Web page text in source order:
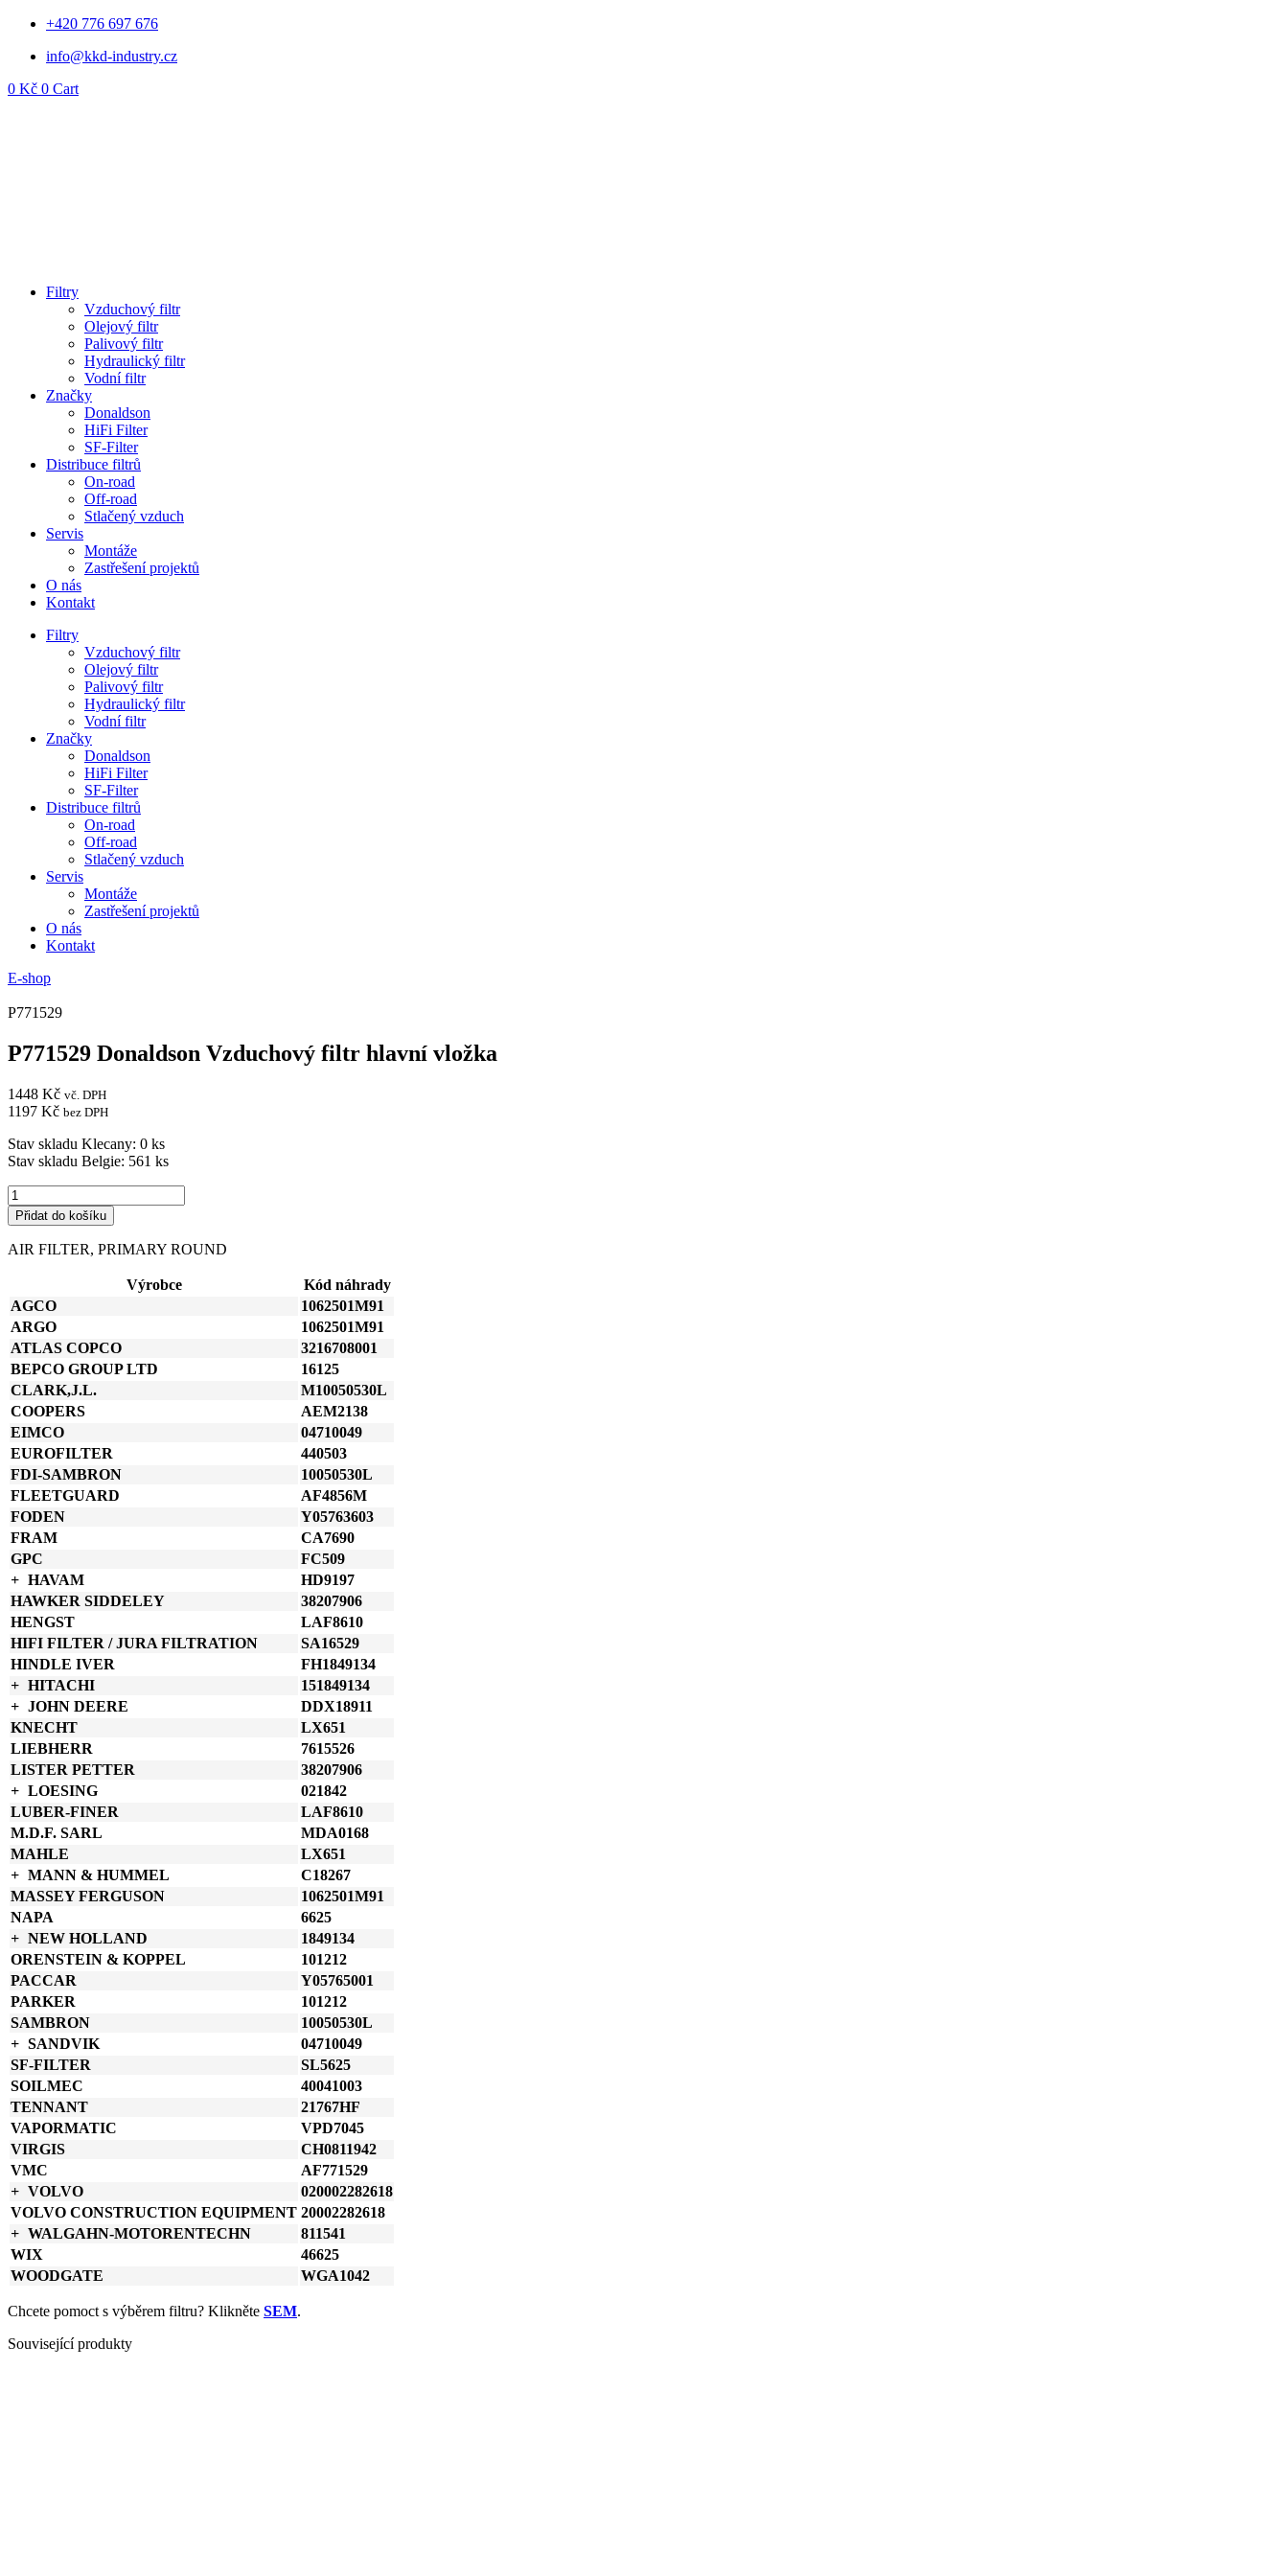
Přejít
obsahu
+420 776 697 676
info@kkd-industry.cz
0 Kč 0 Cart
Filtry
Vzduchový filtr
Olejový filtr
Palivový filtr
Hydraulický filtr
Vodní filtr
Značky
Donaldson
HiFi Filter
SF-Filter
Distribuce filtrů
On-road
Off-road
Stlačený vzduch
Servis
Montáže
Zastřešení projektů
O nás
Kontakt
Filtry
Vzduchový filtr
Olejový filtr
Palivový filtr
Hydraulický filtr
Vodní filtr
Značky
Donaldson
HiFi Filter
SF-Filter
Distribuce filtrů
On-road
Off-road
Stlačený vzduch
Servis
Montáže
Zastřešení projektů
O nás
Kontakt
E-shop
P771529
P771529 Donaldson Vzduchový filtr hlavní vložka
1448 Kč vč. DPH
1197 Kč bez DPH
Stav skladu Klecany: 0 ks
Stav skladu Belgie: 561 ks
P771529
Donaldson
Vzduchový
filtr
Přidat do košíku
AIR FILTER, PRIMARY ROUND
Výrobce
Kód náhrady
AGCO
1062501M91
ARGO
1062501M91
ATLAS COPCO
3216708001
BEPCO GROUP LTD
16125
CLARK,J.L.
M10050530L
COOPERS
AEM2138
EIMCO
04710049
EUROFILTER
440503
FDI-SAMBRON
10050530L
FLEETGUARD
AF4856M
FODEN
Y05763603
FRAM
CA7690
GPC
FC509
HAVAM
HD9197
HAWKER SIDDELEY
38207906
HENGST
LAF8610
HIFI FILTER / JURA FILTRATION
SA16529
HINDLE IVER
FH1849134
HITACHI
151849134
JOHN DEERE
DDX18911
KNECHT
LX651
LIEBHERR
7615526
LISTER PETTER
38207906
LOESING
021842
LUBER-FINER
LAF8610
M.D.F. SARL
MDA0168
MAHLE
LX651
MANN & HUMMEL
C18267
MASSEY FERGUSON
1062501M91
NAPA
6625
NEW HOLLAND
1849134
ORENSTEIN & KOPPEL
101212
PACCAR
Y05765001
PARKER
101212
SAMBRON
10050530L
SANDVIK
04710049
SF-FILTER
SL5625
SOILMEC
40041003
TENNANT
21767HF
VAPORMATIC
VPD7045
VIRGIS
CH0811942
VMC
AF771529
VOLVO
020002282618
VOLVO CONSTRUCTION EQUIPMENT 20002282618
WALGAHN-MOTORENTECHN
811541
WIX
46625
WOODGATE
WGA1042
Chcete pomoct s výběrem filtru? Klikněte SEM.
Související produkty